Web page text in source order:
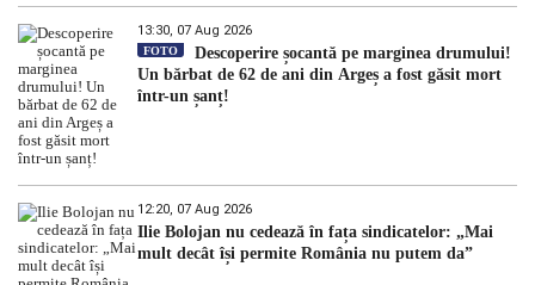
13:30, 07 Aug 2026
FOTO
Descoperire șocantă pe marginea drumului!
Un bărbat de 62 de ani din Argeș a fost găsit mort
într-un șanț!
12:20, 07 Aug 2026
Ilie Bolojan nu cedează în fața sindicatelor: „Mai
mult decât își permite România nu putem da”